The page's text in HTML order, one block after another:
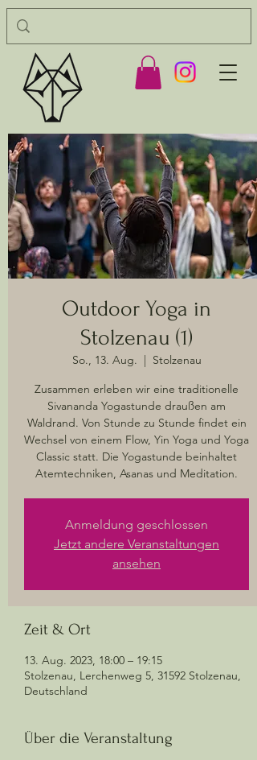
Outdoor Yoga in
Stolzenau (1)
So., 13. Aug.
  |
Stolzenau
Zusammen erleben wir eine traditionelle
Sivananda Yogastunde draußen am
Waldrand. Von Stunde zu Stunde findet ein
Wechsel von einem Flow, Yin Yoga und Yoga
Classic statt. Die Yogastunde beinhaltet
Atemtechniken, Asanas und Meditation.
Anmeldung geschlossen
Jetzt andere Veranstaltungen
ansehen
Zeit & Ort
13. Aug. 2023, 18:00 – 19:15
Stolzenau, Lerchenweg 5, 31592 Stolzenau,
Deutschland
Über die Veranstaltung